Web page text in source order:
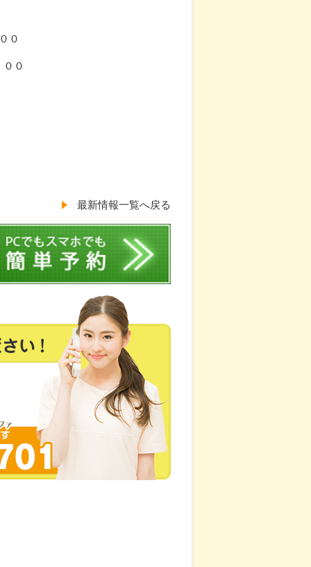
０
０
最新情報一覧へ戻る